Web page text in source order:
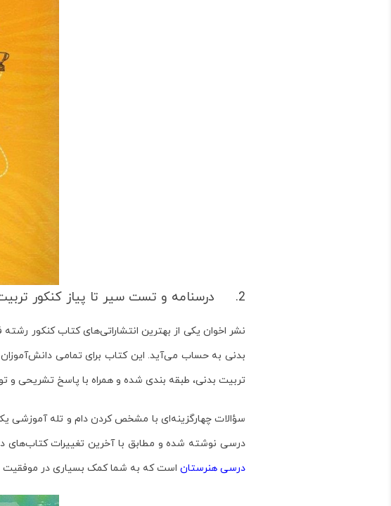
2. درسنامه و تست سیر تا پیاز کنکور تربیت بدنی فنی حرفه‌ای، نشر اخوان
نشر اخوان یکی از بهترین انتشاراتی‌های کتاب کنکور
بدنی به حساب می‌آید. این کتاب برای تمامی
تربیت بدنی، طبقه بندی شده و همراه با پاسخ تشریحی و
سؤالات چهارگزینه‌ای با مشخص کردن دام و تله
درسی نوشته شده‌‌‌ و مطابق با آخرین تغییرات کتاب‌های
درسی هنرستان است که به شما کمک بسیاری در موفقیت